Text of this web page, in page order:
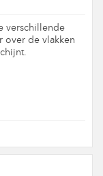
verschillende
over de vlakken